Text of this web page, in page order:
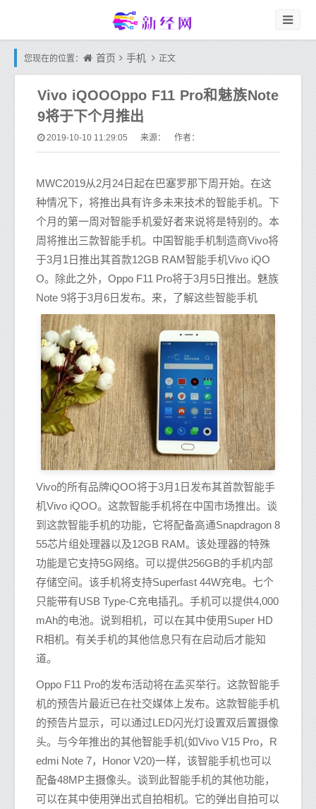
您现在的位置： 首页 手机 正文
Vivo iQOOOppo F11 Pro和魅族Note
9将于下个月推出
2019-10-10 11:29:05 来源： 作者：
MWC2019从2月24日起在巴塞罗那下周开始。在这
种情况下，将推出具有许多未来技术的智能手机。下
个月的第一周对智能手机爱好者来说将是特别的。本
周将推出三款智能手机。中国智能手机制造商Vivo将
于3月1日推出其首款12GB RAM智能手机Vivo iQO
O。除此之外，Oppo F11 Pro将于3月5日推出。魅族
Note 9将于3月6日发布。来，了解这些智能手机
Vivo的所有品牌iQOO将于3月1日发布其首款智能手
机Vivo iQOO。这款智能手机将在中国市场推出。谈
到这款智能手机的功能，它将配备高通Snapdragon 8
55芯片组处理器以及12GB RAM。该处理器的特殊
功能是它支持5G网络。可以提供256GB的手机内部
存储空间。该手机将支持Superfast 44W充电。七个
只能带有USB Type-C充电插孔。手机可以提供4,000
mAh的电池。说到相机，可以在其中使用Super HD
R相机。有关手机的其他信息只有在启动后才能知
道。
Oppo F11 Pro的发布活动将在孟买举行。这款智能手
机的预告片最近已在社交媒体上发布。这款智能手机
的预告片显示，可以通过LED闪光灯设置双后置摄像
头。与今年推出的其他智能手机(如Vivo V15 Pro，R
edmi Note 7，Honor V20)一样，该智能手机也可以
配备48MP主摄像头。谈到此智能手机的其他功能，
可以在其中使用弹出式自拍相机。它的弹出自拍可以